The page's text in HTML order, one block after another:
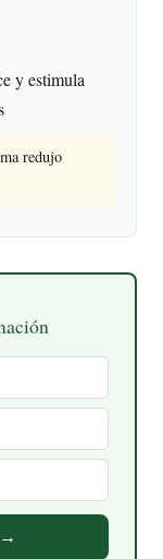
y estimula
redujo